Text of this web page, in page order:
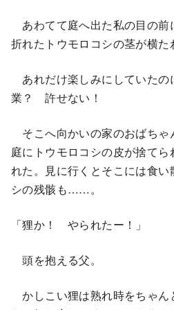
あわてて庭へ出た私の目の前
折れたトウモロコシの茎が横た
あれだけ楽しみにしていた
業？ 許せない！
そこへ向かいの家のおばちゃ
庭にトウモロコシの皮が捨てら
れた。見に行くとそこには食い
シの残骸も……。
「狸か！ やられたー！」
頭を抱える父。
かしこい狸は熟れ時をちゃん